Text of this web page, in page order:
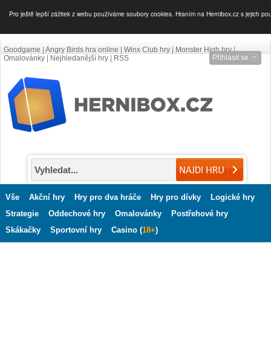
Pro ještě lepší zážitek z webu používáme soubory cookies. Hraním na Hernibox.cz s jejich
Goodgame Angry Birds hra online Winx Club hry Monster High hry|
Omalovánky
Nejhledanější hry RSS Přihlásit se
Vše Akční hry Hry pro dva hráče Hry pro dívky
Logické hry
Strategie
Oddechové hry Omalovánky
Postřehové hry
Skákačky
Sportovní hry Casino (18+)